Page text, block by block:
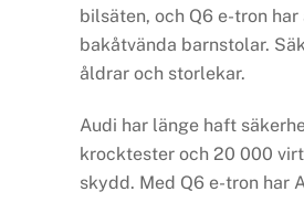
bilsäten, och Q6 e-tron
bakåtvända barnstolar.
åldrar och storlekar.
Audi har länge haft
krocktester och 20 000
skydd. Med Q6 e-tron har